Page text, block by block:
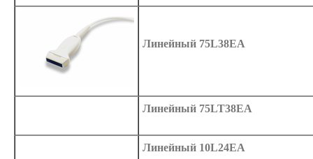
Линейный 75L38EA
Линейный 75LT38EA
Линейный 10L24EA